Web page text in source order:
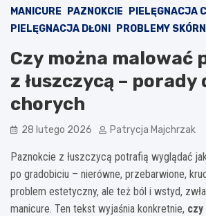
MANICURE PAZNOKCIE
PIELĘGNACJA
PIELĘGNACJA DŁONI
PROBLEMY
Czy można malować
z łuszczycą – porady
chorych
28 lutego 2026 Patrycja Majchrzak
Paznokcie z łuszczycą potrafią wyglądać
po gradobiciu – nierówne, przebarwione,
problem estetyczny, ale też ból i wstyd,
manicure. Ten tekst wyjaśnia konkretnie, czy